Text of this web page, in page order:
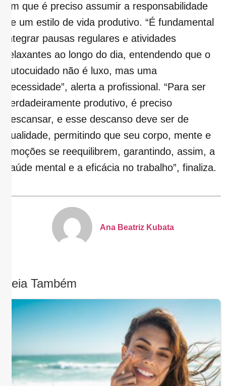
em que é preciso assumir a responsabilidade
de um estilo de vida produtivo. “É fundamental
integrar pausas regulares e atividades
relaxantes ao longo do dia, entendendo que o
autocuidado não é luxo, mas uma
necessidade”, alerta a profissional. “Para ser
verdadeiramente produtivo, é preciso
descansar, e esse descanso deve ser de
qualidade, permitindo que seu corpo, mente e
emoções se reequilibrem, garantindo, assim, a
saúde mental e a eficácia no trabalho”, finaliza.
Ana Beatriz Kubata
Leia Também